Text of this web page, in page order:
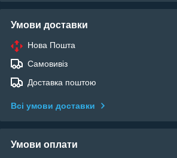
Умови доставки
Нова Пошта
Самовивіз
Доставка поштою
Всі умови доставки
Умови оплати